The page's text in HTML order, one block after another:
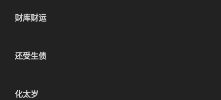
财库财运
还受生债
化太岁